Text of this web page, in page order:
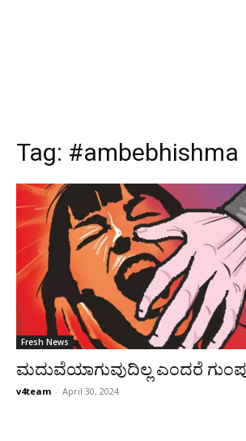
Tag: #ambebhishma
Fresh News
ಮದುವೆಯಾಗುವುದಿಲ್ಲ ಎಂದರೆ
v4team - April 30, 2024